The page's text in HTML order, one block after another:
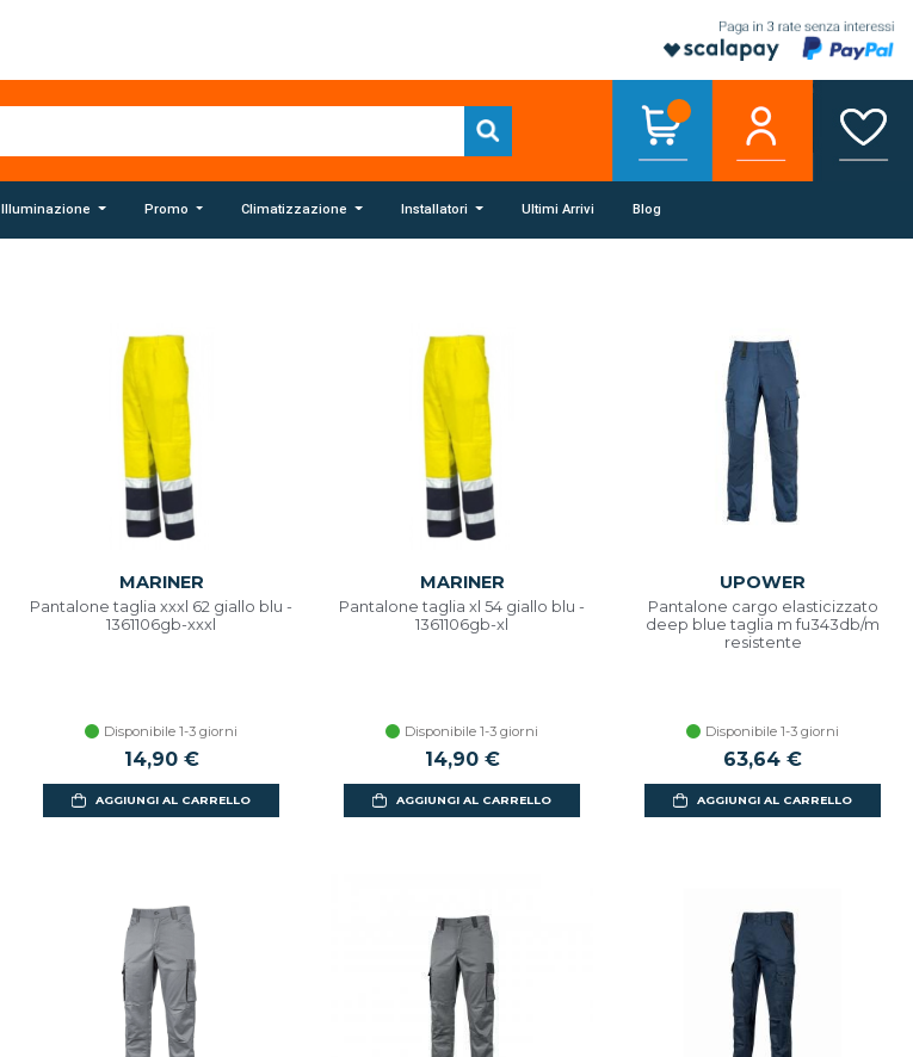
Illuminazione Promo Climatizzazione Installatori Ultimi Arrivi Blog
MARINER
Pantalone taglia xxxl 62 giallo blu -
1361106gb-xxxl
Disponibile 1-3 giorni
14,90 €
AGGIUNGI AL CARRELLO
MARINER
Pantalone taglia xl 54 giallo blu -
1361106gb-xl
Disponibile 1-3 giorni
14,90 €
AGGIUNGI AL CARRELLO
UPOWER
Pantalone cargo elasticizzato
deep blue taglia m fu343db/m
resistente
Disponibile 1-3 giorni
63,64 €
AGGIUNGI AL CARRELLO